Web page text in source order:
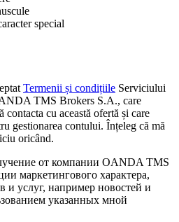
special
Termenii și condițiile Serviciului
TMS Brokers S.A., care
contacta cu această ofertă și care
gestionarea contului. Înțeleg că mă
oricând.
от компании OANDA TMS
маркетингового характера,
и услуг, например новостей и
указанных мной